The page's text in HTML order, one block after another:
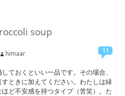
soup
himaar 11
ておくといい一品です。その場合、
ときに加えてください。わたしは緑
ど不安感を持つタイプ（苦笑）。た